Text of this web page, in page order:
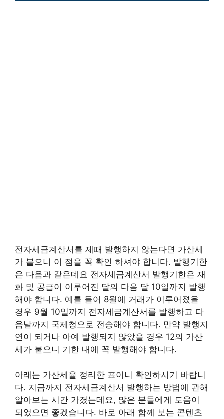
전자세금계산서를 제때 발행하지 않는다면 가산세
가 붙으니 이 점을 꼭 확인 하셔야 합니다. 발행기한
은 다음과 같은데요 전자세금계산서 발행기한은 재
화 및 공급이 이루어진 달의 다음 달 10일까지 발행
해야 합니다. 예를 들어 8월에 거래가 이루어졌을
경우 9월 10일까지 전자세금계산서를 발행하고 다
음날까지 국제청으로 전송해야 합니다. 만약 발행지
연이 되거나 아예 발행되지 않았을 경우 12의 가산
세가 붙으니 기한 내에 꼭 발행해야 합니다.
아래는 가산세율 정리한 표이니 확인하시기 바랍니
다. 지금까지 전자세금계산서 발행하는 방법에 관해
알아보는 시간 가졌는데요, 많은 분들에게 도움이
되었으면 좋겠습니다. 바로 아래 함께 보는 콘텐츠